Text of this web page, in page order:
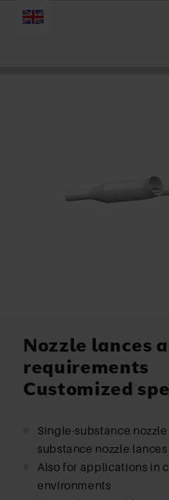
ENGLISH
Nozzle lances
requirements
Customized
Single-substance
substance nozzle lances
Also for applications in
environments